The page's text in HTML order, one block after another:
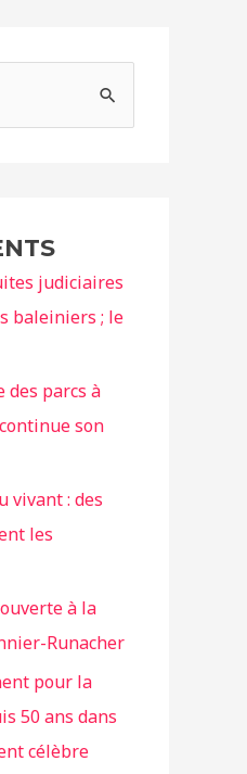
judiciaires
baleiniers ; le
des parcs à
son
vivant : des
les
à la
Runacher
pour la
50 ans dans
célèbre